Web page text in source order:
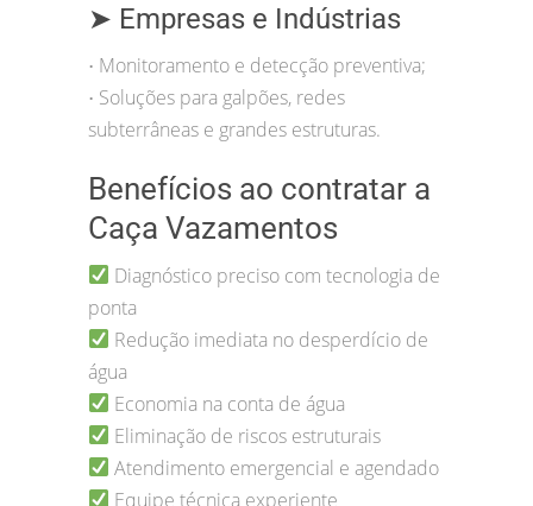
➤ Empresas e Indústrias
• Monitoramento e detecção preventiva;
• Soluções para galpões, redes
subterrâneas e grandes estruturas.
Benefícios ao contratar a
Caça Vazamentos
Diagnóstico preciso com tecnologia de
ponta
Redução imediata no desperdício de
água
Economia na conta de água
Eliminação de riscos estruturais
Atendimento emergencial e agendado
Equipe técnica experiente